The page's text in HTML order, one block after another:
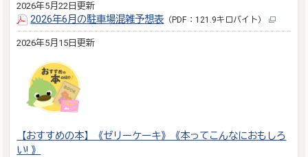
2026年5月22日更新
2026年6月の駐車場混雑予想表 （PDF：121.9キロバイト）
2026年5月15日更新
【おすすめの本】《ゼリーケーキ》《本ってこんなにおもしろ
い! 》